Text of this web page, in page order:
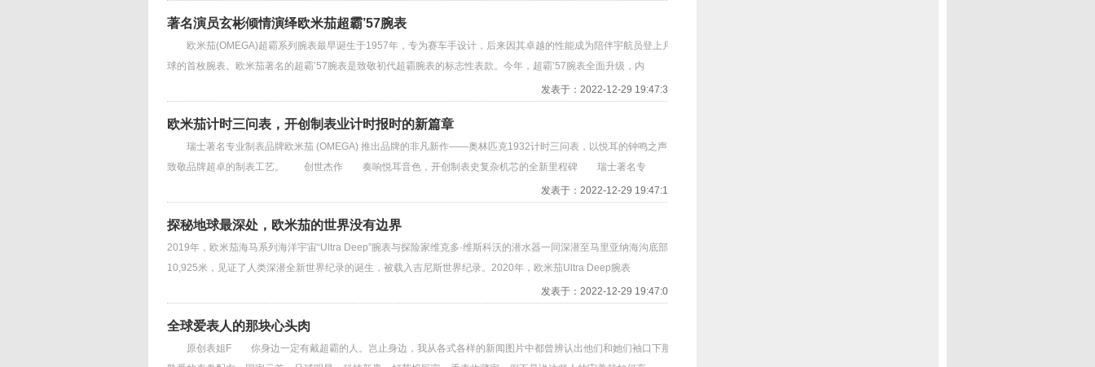
著名演员玄彬倾情演绎欧米茄超霸’57腕表
欧米茄(OMEGA)超霸系列腕表最早诞生于1957年，专为赛车手设计，后来因其卓越的性能成为陪伴宇航员登上月
球的首枚腕表。欧米茄著名的超霸’57腕表是致敬初代超霸腕表的标志性表款。今年，超霸’57腕表全面升级，内
发表于：2022-12-29 19:47:34
欧米茄计时三问表，开创制表业计时报时的新篇章
瑞士著名专业制表品牌欧米茄 (OMEGA) 推出品牌的非凡新作——奥林匹克1932计时三问表，以悦耳的钟鸣之声，
致敬品牌超卓的制表工艺。 创世杰作 奏响悦耳音色，开创制表史复杂机芯的全新里程碑 瑞士著名专
发表于：2022-12-29 19:47:18
探秘地球最深处，欧米茄的世界没有边界
2019年，欧米茄海马系列海洋宇宙“Ultra Deep”腕表与探险家维克多·维斯科沃的潜水器一同深潜至马里亚纳海沟底部
10,925米，见证了人类深潜全新世界纪录的诞生，被载入吉尼斯世界纪录。2020年，欧米茄Ultra Deep腕表
发表于：2022-12-29 19:47:00
全球爱表人的那块心头肉
原创表姐F 你身边一定有戴超霸的人。岂止身边，我从各式各样的新闻图片中都曾辨认出他们和她们袖口下那